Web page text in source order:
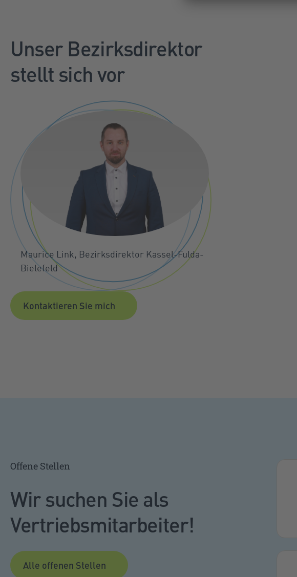
Unser Bezirksdirektor
stellt sich vor
Maurice Link, Bezirksdirektor Kassel-Fulda-
Bielefeld
Kontaktieren Sie mich
Offene Stellen
Wir suchen Sie als
Vertriebsmitarbeiter!
Alle offenen Stellen